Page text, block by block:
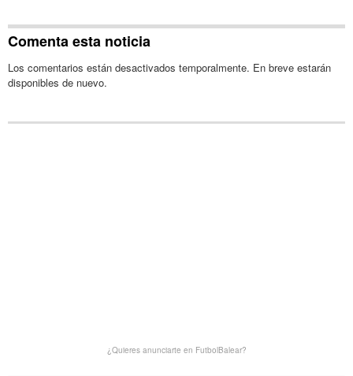
Comenta esta noticia
Los comentarios están desactivados temporalmente. En breve estarán
disponibles de nuevo.
¿Quieres anunciarte en FutbolBalear?